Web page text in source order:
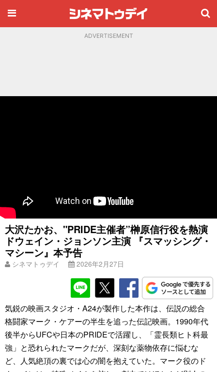
ADVERTISEMENT
大沢たかお、"PRIDE主催者”榊󠄀原信行役を熱演
ドウェイン・ジョンソン主演 『スマッシング・
マシーン』本予告
シネマトゥデイ 2026年2月27日
気鋭の映画スタジオ・A24が製作した本作は、伝説の総合
格闘家マーク・ケアーの半生を追った伝記映画。1990年代
後半からUFCや日本のPRIDEで活躍し、「霊長類ヒト科最
強」と恐れられたマークだが、深刻な薬物依存に悩むな
ど、人気絶頂の裏では心の闇を抱えていた。マーク役のド